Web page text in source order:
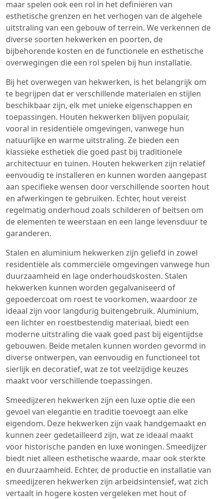
maar spelen ook een rol in het definiëren van
esthetische grenzen en het verhogen van de algehele
uitstraling van een gebouw of terrein. We verkennen de
diverse soorten hekwerken en poorten, de
bijbehorende kosten en de functionele en esthetische
overwegingen die een rol spelen bij hun installatie.
Bij het overwegen van hekwerken, is het belangrijk om
te begrijpen dat er verschillende materialen en stijlen
beschikbaar zijn, elk met unieke eigenschappen en
toepassingen. Houten hekwerken blijven populair,
vooral in residentiële omgevingen, vanwege hun
natuurlijke en warme uitstraling. Ze bieden een
klassieke esthetiek die goed past bij traditionele
architectuur en tuinen. Houten hekwerken zijn relatief
eenvoudig te installeren en kunnen worden aangepast
aan specifieke wensen door verschillende soorten hout
en afwerkingen te gebruiken. Echter, hout vereist
regelmatig onderhoud zoals schilderen of beitsen om
de elementen te weerstaan en een lange levensduur te
garanderen.
Stalen en aluminium hekwerken zijn geliefd in zowel
residentiële als commerciële omgevingen vanwege hun
duurzaamheid en lage onderhoudskosten. Stalen
hekwerken kunnen worden gegalvaniseerd of
gepoedercoat om roest te voorkomen, waardoor ze
ideaal zijn voor langdurig buitengebruik. Aluminium,
een lichter en roestbestendig materiaal, biedt een
moderne uitstraling die vaak goed past bij eigentijdse
gebouwen. Beide metalen kunnen worden gevormd in
diverse ontwerpen, van eenvoudig en functioneel tot
sierlijk en decoratief, wat ze tot veelzijdige keuzes
maakt voor verschillende toepassingen.
Smeedijzeren hekwerken zijn een luxe optie die een
gevoel van elegantie en traditie toevoegt aan elke
eigendom. Deze hekwerken zijn vaak handgemaakt en
kunnen zeer gedetailleerd zijn, wat ze ideaal maakt
voor historische panden en luxe woningen. Smeedijzer
biedt niet alleen esthetische waarde, maar ook sterkte
en duurzaamheid. Echter, de productie en installatie van
smeedijzeren hekwerken zijn arbeidsintensief, wat zich
vertaalt in hogere kosten vergeleken met hout of